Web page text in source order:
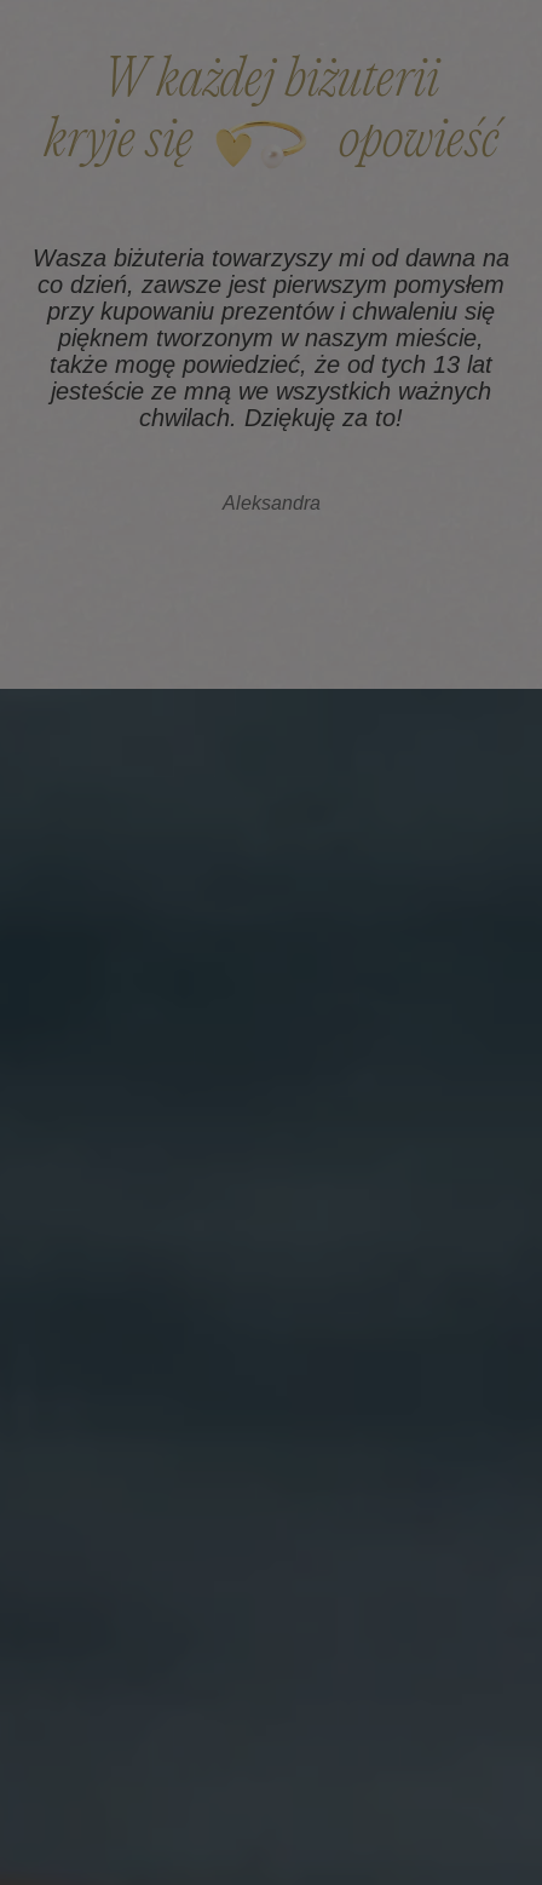
W każdej biżuterii
kryje się
opowieść
Wasza biżuteria towarzyszy mi od dawna na
co dzień, zawsze jest pierwszym pomysłem
przy kupowaniu prezentów i chwaleniu się
pięknem tworzonym w naszym mieście,
także mogę powiedzieć, że od tych 13 lat
jesteście ze mną we wszystkich ważnych
chwilach. Dziękuję za to!
Aleksandra